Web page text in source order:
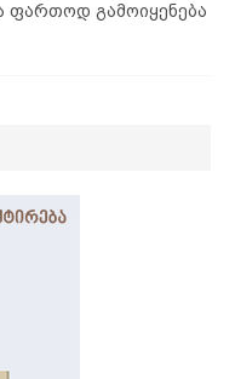
ფართოდ გამოიყენება